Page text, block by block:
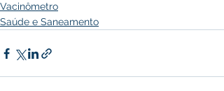
Vacinômetro
Saúde e Saneamento